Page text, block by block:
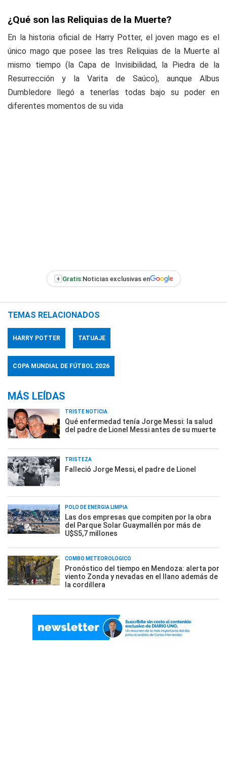
¿Qué son las Reliquias de la Muerte?
En la historia oficial de Harry Potter, el joven mago es el
único mago que posee las tres Reliquias de la Muerte al
mismo tiempo (la Capa de Invisibilidad, la Piedra de la
Resurrección y la Varita de Saúco), aunque Albus
Dumbledore llegó a tenerlas todas bajo su poder en
diferentes momentos de su vida
+ Gratis:Noticias exclusivas en
TEMAS RELACIONADOS
HARRY POTTER TATUAJE
COPA MUNDIAL DE FÚTBOL 2026
MÁS LEÍDAS
TRISTE NOTICIA
Qué enfermedad tenía Jorge Messi: la salud
del padre de Lionel Messi antes de su muerte
TRISTEZA
Falleció Jorge Messi, el padre de Lionel
POLO DE ENERGÍA LIMPIA
Las dos empresas que compiten por la obra
del Parque Solar Guaymallén por más de
U$S5,7 millones
COMBO METEOROLÓGICO
Pronóstico del tiempo en Mendoza: alerta por
viento Zonda y nevadas en el llano además de
la cordillera